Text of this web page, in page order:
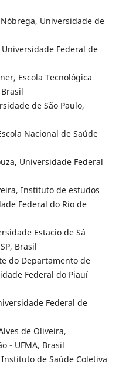
Universidade de
Federal de
Escola Tecnológica
de São Paulo,
Nacional de Saúde
Universidade Federal
Instituto de estudos
Federal do Rio de
Estacio de Sá
Brasil
do Departamento de
Federal do Piauí
Federal de
de Oliveira,
- UFMA, Brasil
de Saúde Coletiva